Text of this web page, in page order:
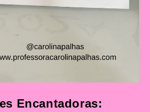
Encantadoras: